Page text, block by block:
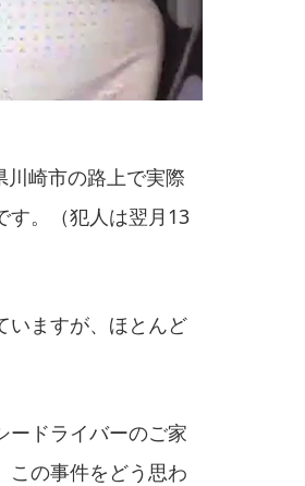
崎市の路上で実際
す。（犯人は翌月13
いますが、ほとんど
ードライバーのご家
この事件をどう思わ